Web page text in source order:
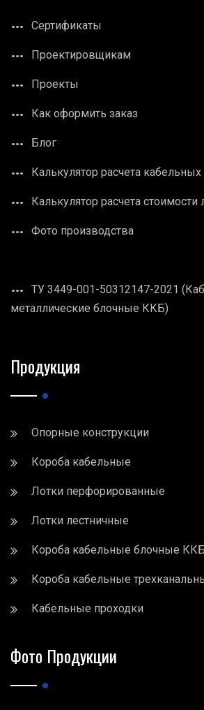
Сертификаты
Проектировщикам
Проекты
Как оформить заказ
Блог
Калькулятор расчета
Калькулятор расчета стоимости
Фото производства
ТУ 3449-001-50312147-2021
металлические блочные ККБ)
Продукция
Опорные конструкции
Короба кабельные
Лотки перфорированные
Лотки лестничные
Короба кабельные блочные ККБ
Короба кабельные
Кабельные проходки
Фото Продукции